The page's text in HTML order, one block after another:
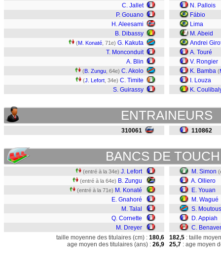
C. Jallet
P. Gouano
H. Aleesami
B. Dibassy
(M. Konaté , 71e) G. Kakuta
T. Monconduit
A. Blin
(B. Zungu , 64e) C. Akolo
(J. Lefort , 34e) C. Timite
S. Guirassy
N. Pallois
Fábio
Lima
M. Abeid
Andrei
A. Touré
V. Rongier
K. Bamba (
I. Louza
K.
ENTRAINEURS
310061 110862
BANCS DE
(entré à la 34e) J. Lefort
(entré à la 64e) B. Zungu
(entré à la 71e) M. Konaté
E. Gnahoré
M. Talal
Q. Cornette
M. Dreyer
M. Simon
A. Olliero
E. Youan
M. Wagué
S.
D. Appiah
C.
taille moyenne des titulaires (cm) : 180,6
age moyen des titulaires (ans) : 26,9
182,5 : taille
25,7 : age moyen